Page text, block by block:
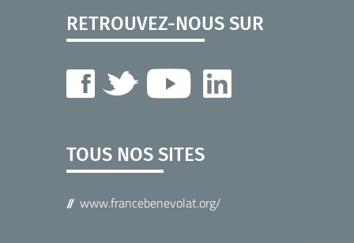
RETROUVEZ-NOUS SUR
TOUS NOS SITES
www.francebenevolat.org/